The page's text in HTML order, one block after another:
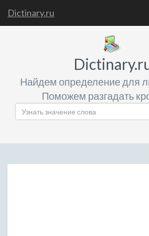
Dictinary.ru
Найдем определение для
Поможем разгадать